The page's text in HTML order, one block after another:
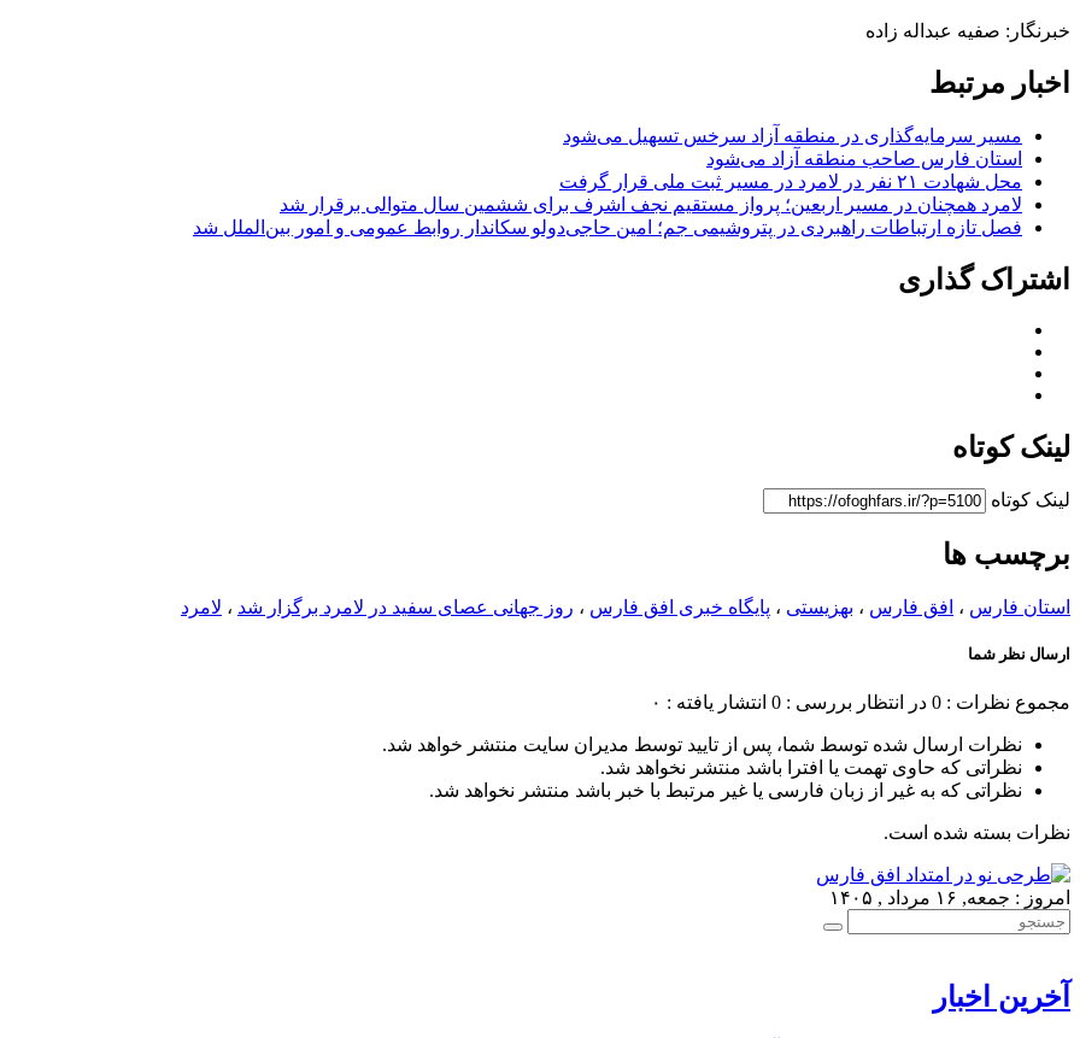
خبرنگار: صفیه عبداله زاده
اخبار مرتبط
مسیر سرمایه‌گذاری در منطقه آزاد سرخس تسهیل می‌شود
استان فارس صاحب منطقه آزاد می‌شود
محل شهادت ۲۱ نفر در لامرد در مسیر ثبت ملی قرار گرفت
لامرد همچنان در مسیر اربعین؛ پرواز مستقیم نجف اشرف برای ششمین سال متوالی برقرار شد
فصل تازه ارتباطات راهبردی در پتروشیمی جم؛ امین حاجی‌دولو سکاندار روابط عمومی و امور بین‌الملل شد
اشتراک گذاری
لینک کوتاه
لینک کوتاه
برچسب ها
استان فارس ، افق فارس ، بهزیستی ، پایگاه خبری افق فارس ، روز جهانی عصای سفید در لامرد برگزار شد ، لامرد
ارسال نظر شما
مجموع نظرات : 0 در انتظار بررسی : 0 انتشار یافته : ۰
نظرات ارسال شده توسط شما، پس از تایید توسط مدیران سایت منتشر خواهد شد.
نظراتی که حاوی تهمت یا افترا باشد منتشر نخواهد شد.
نظراتی که به غیر از زبان فارسی یا غیر مرتبط با خبر باشد منتشر نخواهد شد.
نظرات بسته شده است.
امروز : جمعه, ۱۶ مرداد , ۱۴۰۵
آخرین اخبار